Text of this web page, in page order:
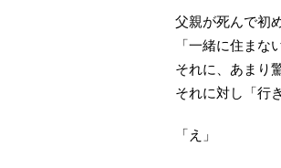
父親が死んで初
「一緒に住まな
それに、あまり
それに対し「行
「え」